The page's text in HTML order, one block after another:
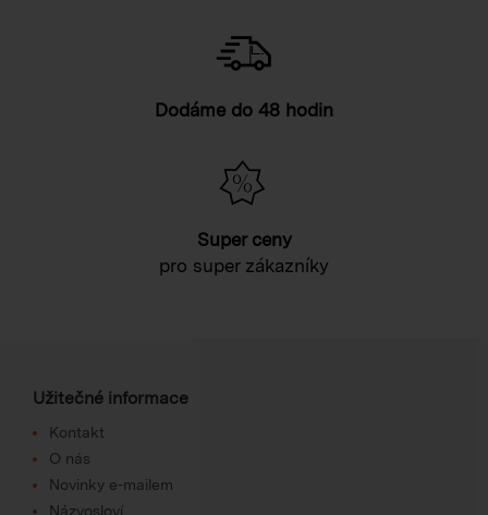
Dodáme do 48 hodin
Super ceny
pro super zákazníky
Užitečné informace
Kontakt
O nás
Novinky e-mailem
Názvosloví